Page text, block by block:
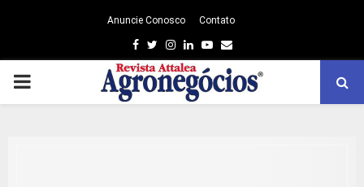
Anuncie Conosco Contato
Facebook
TwitterInstagram
LinkedinYoutube
Email
PRIMARY